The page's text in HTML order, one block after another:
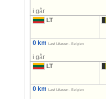
i går
LT
0 km
Last Litauen - Belgien
i går
LT
0 km Last Litauen - Belgien